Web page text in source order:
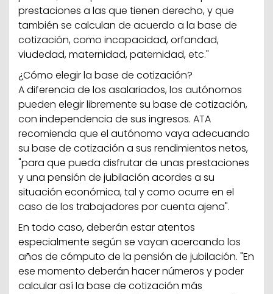
prestaciones a las que tienen derecho, y que
también se calculan de acuerdo a la base de
cotización, como incapacidad, orfandad,
viudedad, maternidad, paternidad, etc."
¿Cómo elegir la base de cotización?
A diferencia de los asalariados, los autónomos
pueden elegir libremente su base de cotización,
con independencia de sus ingresos. ATA
recomienda que el autónomo vaya adecuando
su base de cotización a sus rendimientos netos,
"para que pueda disfrutar de unas prestaciones
y una pensión de jubilación acordes a su
situación económica, tal y como ocurre en el
caso de los trabajadores por cuenta ajena".
En todo caso, deberán estar atentos
especialmente según se vayan acercando los
años de cómputo de la pensión de jubilación. "En
ese momento deberán hacer números y poder
calcular así la base de cotización más